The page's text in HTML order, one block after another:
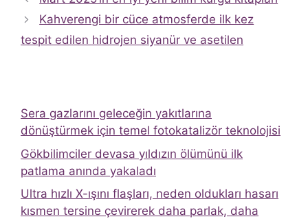
Kahverengi bir cüce atmosferde ilk kez
tespit edilen hidrojen siyanür ve asetilen
Sera gazlarını geleceğin yakıtlarına
dönüştürmek için temel fotokatalizör teknolojisi
Gökbilimciler devasa yıldızın ölümünü ilk
patlama anında yakaladı
Ultra hızlı X-ışını flaşları, neden oldukları hasarı
kısmen tersine çevirerek daha parlak, daha